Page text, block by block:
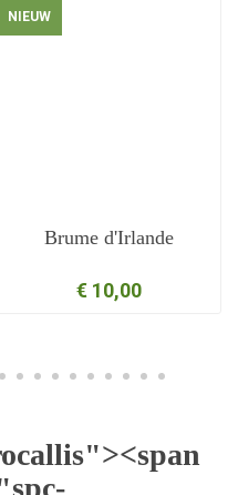
NIEUW
Brume d'Irlande
€ 10,00